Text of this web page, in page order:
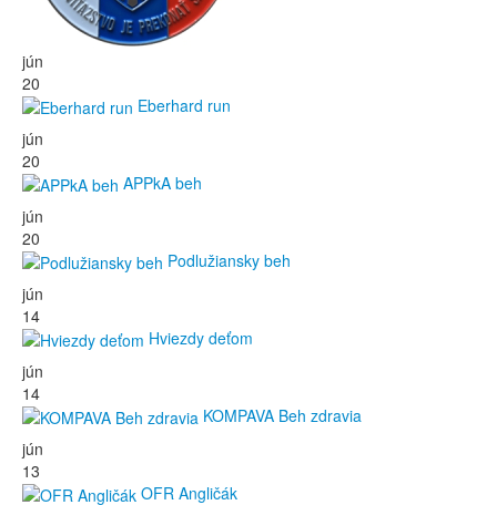
jún
20
Eberhard run
jún
20
APPkA beh
jún
20
Podlužiansky beh
jún
14
Hviezdy deťom
jún
14
KOMPAVA Beh zdravia
jún
13
OFR Angličák